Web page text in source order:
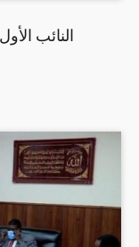
النائب